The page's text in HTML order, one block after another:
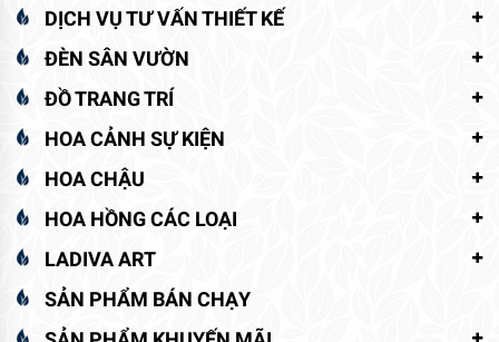
DỊCH VỤ TƯ VẤN THIẾT KẾ
ĐÈN SÂN VƯỜN
ĐỒ TRANG TRÍ
HOA CẢNH SỰ KIỆN
HOA CHẬU
HOA HỒNG CÁC LOẠI
LADIVA ART
SẢN PHẨM BÁN CHẠY